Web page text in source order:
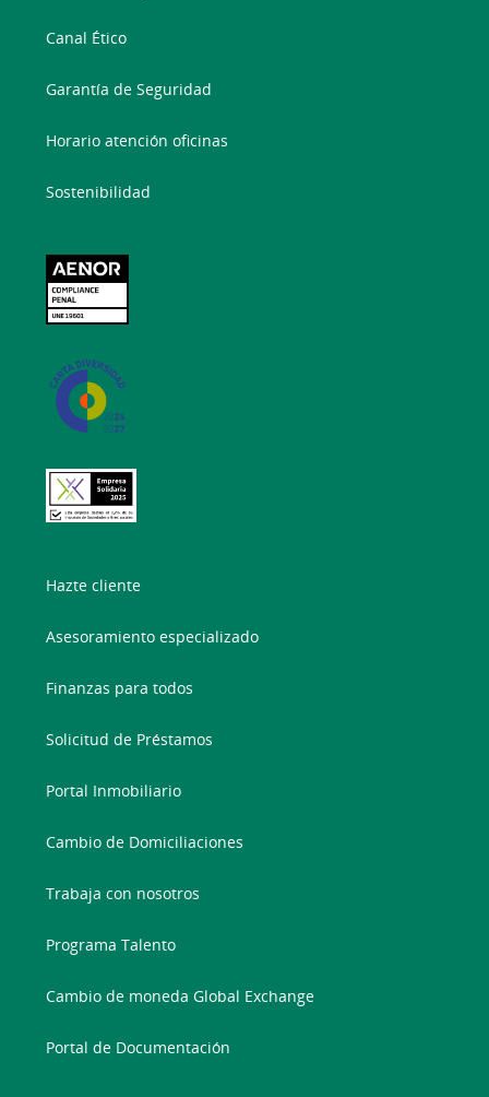
Canal Ético
Garantía de Seguridad
Horario atención oficinas
Sostenibilidad
Hazte cliente
Asesoramiento especializado
Finanzas para todos
Solicitud de Préstamos
Portal Inmobiliario
Cambio de Domiciliaciones
Trabaja con nosotros
Programa Talento
Cambio de moneda Global Exchange
Portal de Documentación